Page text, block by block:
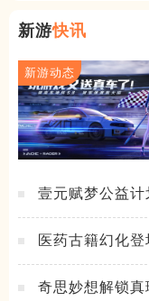
新游快讯
新游动态
壹元赋梦公益
医药古籍幻化
奇思妙想解锁